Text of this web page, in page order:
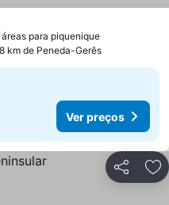
para piqueniqueVer preços
km de Peneda-Gerês
Ver preços
Partilhar